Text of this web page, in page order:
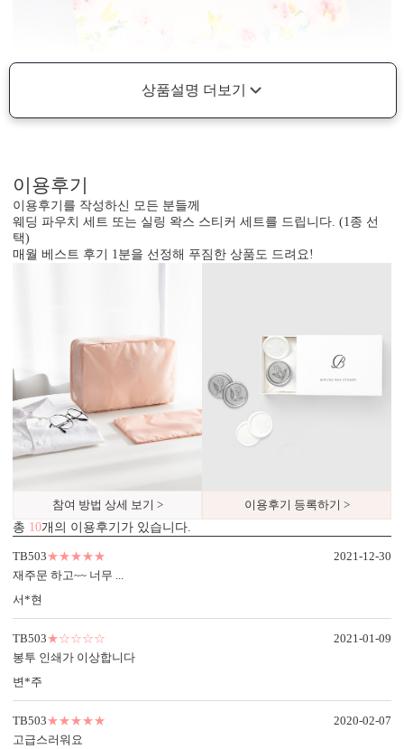
상품설명 더보기
이용후기
이용후기를 작성하신 모든 분들께
웨딩 파우치 세트 또는 실링 왁스 스티커 세트를 드립니다. (1종 선
택)
매월 베스트 후기 1분을 선정해 푸짐한 상품도 드려요!
참여 방법 상세 보기 >
이용후기 등록하기 >
총 10개의 이용후기가 있습니다.
TB503★★★★★
재주문 하고~~ 너무 ...
서*현
2021-12-30
TB503★☆☆☆☆
봉투 인쇄가 이상합니다
변*주
2021-01-09
TB503★★★★★
고급스러워요
2020-02-07